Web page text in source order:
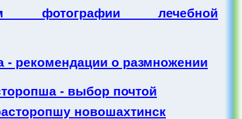
фотографии лечебной
- рекомендации о размножении
- выбор почтой
новошахтинск